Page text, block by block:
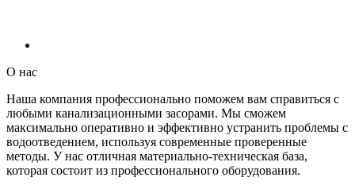
О нас
Наша компания профессионально поможем вам справиться с
любыми канализационными засорами. Мы сможем
максимально оперативно и эффективно устранить проблемы с
водоотведением, используя современные проверенные
методы. У нас отличная материально-техническая база,
которая состоит из профессионального оборудования.